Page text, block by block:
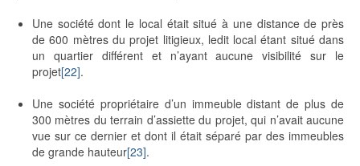
Une société dont le local était situé à une distance de près
de 600 mètres du projet litigieux, ledit local étant situé dans
un quartier différent et n’ayant aucune visibilité sur le
projet[22].
Une société propriétaire d’un immeuble distant de plus de
300 mètres du terrain d’assiette du projet, qui n’avait aucune
vue sur ce dernier et dont il était séparé par des immeubles
de grande hauteur[23].